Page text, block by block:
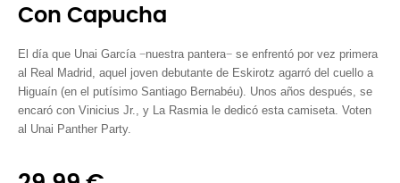
Con Capucha
El día que Unai García −nuestra pantera− se enfrentó por vez primera
al Real Madrid, aquel joven debutante de Eskirotz agarró del cuello a
Higuaín (en el putísimo Santiago Bernabéu). Unos años después, se
encaró con Vinicius Jr., y La Rasmia le dedicó esta camiseta. Voten
al Unai Panther Party.